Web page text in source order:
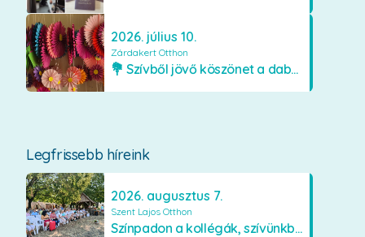
2026. július 10.
Zárdakert Otthon
💐 Szívből jövő köszönet a dabasi Orimamiknak! 💐
Legfrissebb híreink
2026. augusztus 7.
Szent Lajos Otthon
Színpadon a kollégák, szívünkben a lakók